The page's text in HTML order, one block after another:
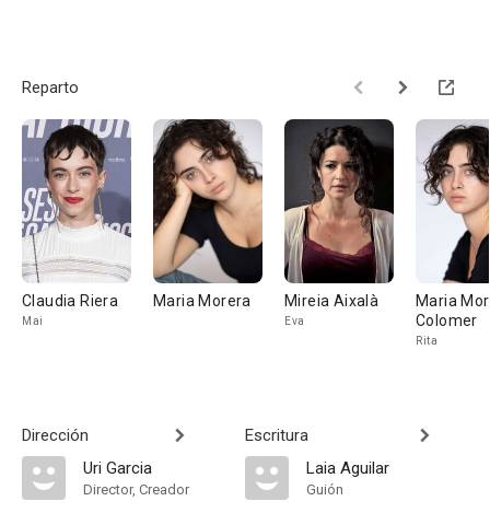
Reparto
Claudia Riera
Mai
Maria Morera Mireia Aixalà
Eva
Maria
Colomer
Rita
Dirección
Uri Garcia
Director, Creador
Escritura
Laia Aguilar
Guión